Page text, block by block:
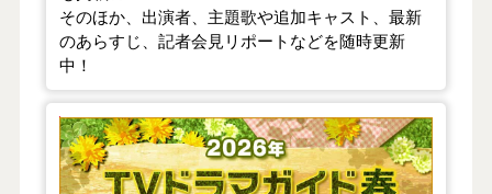
そのほか、出演者、主題歌や追加キャスト、最新
のあらすじ、記者会見リポートなどを随時更新
中！
【2026年春】TVドラマガイド